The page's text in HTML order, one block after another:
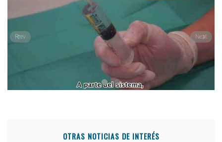
Prev Next
OTRAS NOTICIAS DE INTERÉS